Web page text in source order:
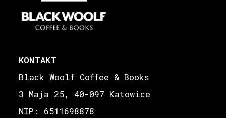
KONTAKT
Black Woolf Coffee & Books
3 Maja 25, 40-097 Katowice
NIP: 6511698878